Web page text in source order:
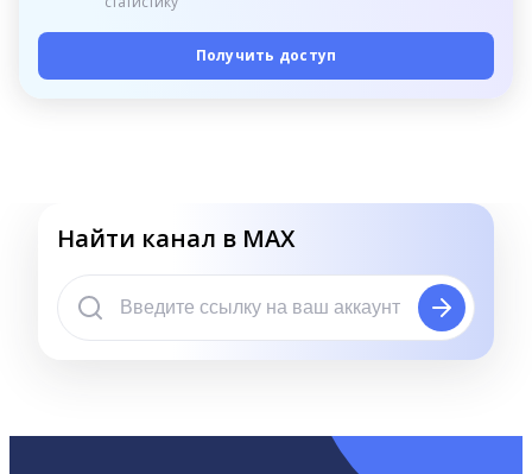
Получить доступ
Найти канал в MAX